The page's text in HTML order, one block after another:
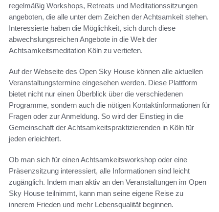
regelmäßig Workshops, Retreats und Meditationssitzungen
angeboten, die alle unter dem Zeichen der Achtsamkeit stehen.
Interessierte haben die Möglichkeit, sich durch diese
abwechslungsreichen Angebote in die Welt der
Achtsamkeitsmeditation Köln zu vertiefen.
Auf der Webseite des Open Sky House können alle aktuellen
Veranstaltungstermine eingesehen werden. Diese Plattform
bietet nicht nur einen Überblick über die verschiedenen
Programme, sondern auch die nötigen Kontaktinformationen für
Fragen oder zur Anmeldung. So wird der Einstieg in die
Gemeinschaft der Achtsamkeitspraktizierenden in Köln für
jeden erleichtert.
Ob man sich für einen Achtsamkeitsworkshop oder eine
Präsenzsitzung interessiert, alle Informationen sind leicht
zugänglich. Indem man aktiv an den Veranstaltungen im Open
Sky House teilnimmt, kann man seine eigene Reise zu
innerem Frieden und mehr Lebensqualität beginnen.